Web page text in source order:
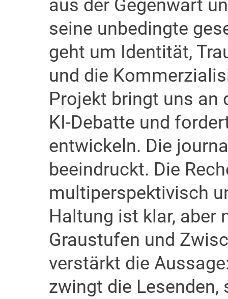
aus der Gegenwart
seine unbedingte
geht um Identität,
und die
Projekt bringt uns an
KI-Debatte und
entwickeln. Die
beeindruckt. Die
multiperspektivisch
Haltung ist klar, aber
Graustufen und
verstärkt die
zwingt die Lesenden,